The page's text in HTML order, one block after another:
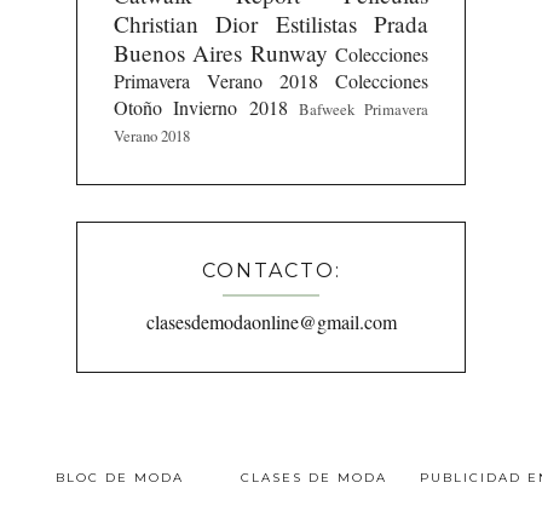
Christian Dior Estilistas Prada
Buenos Aires Runway Colecciones
Primavera Verano 2018
Colecciones
Otoño Invierno 2018 Bafweek Primavera
Verano 2018
CONTACTO:
clasesdemodaonline@gmail.com
BLOC DE MODA CLASES DE MODA PUBLICIDAD